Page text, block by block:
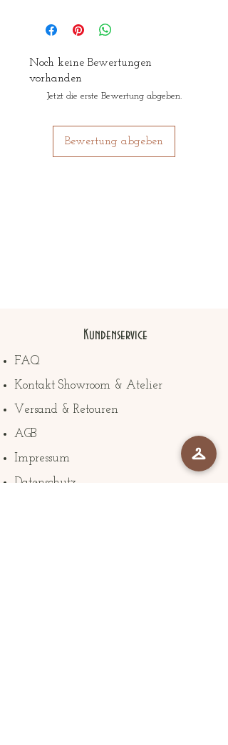
weiten Hosen.
Diesen Brautbody kannst Du auch
gerne in unserem Showroom
anprobieren und dann in Deiner
Grösse: N
Marke: Novias
Noch keine Bewertungen
vorhanden
Jetzt die erste Bewertung abgeben.
Bewertung abgeben
Kundenservice
FAQ
Kontakt Showroom & Atelier
Versand & Retouren
AGB
Impressum
Datenschutz